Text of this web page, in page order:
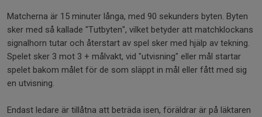
Matcherna är 15 minuter långa, med 90 sekunders byten. Byten
sker med så kallade "Tutbyten", vilket betyder att matchklockans
signalhorn tutar och återstart av spel sker med hjälp av tekning.
Spelet sker 3 mot 3 + målvakt, vid "utvisning" eller mål startar
spelet bakom målet för de som släppt in mål eller fått med sig
en utvisning.
Endast ledare är tillåtna att beträda isen, föräldrar är på läktaren